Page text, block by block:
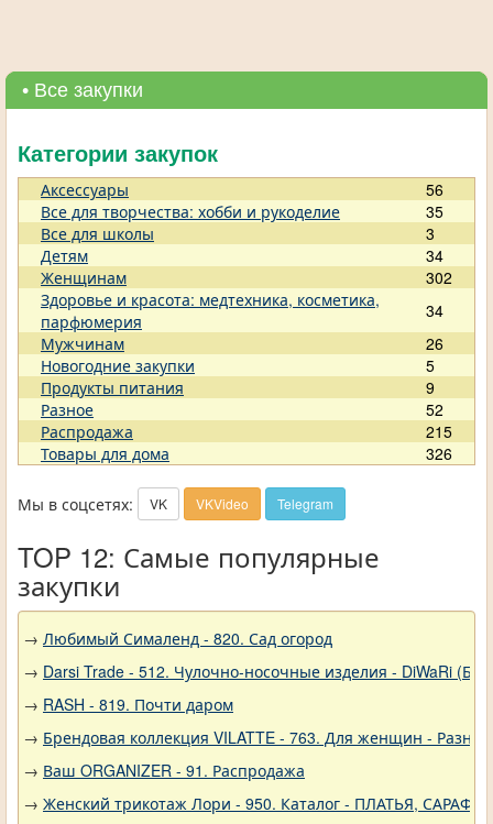
• Все закупки
Категории закупок
Аксессуары
56
Все для творчества: хобби и рукоделие
35
Все для школы
3
Детям
34
Женщинам
302
Здоровье и красота: медтехника, косметика,
парфюмерия
34
Мужчинам
26
Новогодние закупки
5
Продукты питания
9
Разное
52
Распродажа
215
Товары для дома
326
Мы в соцсетях: VK VKVideo Telegram
TOP 12: Самые популярные
закупки
→ Любимый Сималенд - 820. Сад огород
→ Darsi Trade - 512. Чулочно-носочные изделия - DiWaRi
→ RASH - 819. Почти даром
→ Брендовая коллекция VILATTE - 763. Для женщин - Разное
→ Ваш ORGANIZER - 91. Распродажа
→ Женский трикотаж Лори - 950. Каталог - ПЛАТЬЯ,